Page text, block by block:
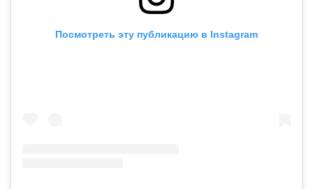
Посмотреть эту публикацию в Instagram